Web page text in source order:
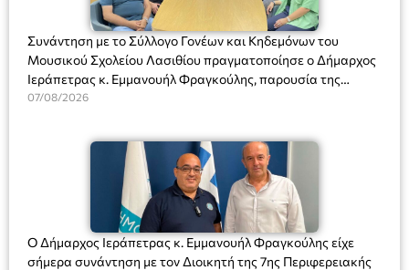
Συνάντηση με το Σύλλογο Γονέων και Κηδεμόνων του
Μουσικού Σχολείου Λασιθίου πραγματοποίησε ο Δήμαρχος
Ιεράπετρας κ. Εμμανουήλ Φραγκούλης, παρουσία της
Διευθύντριας του σχολείου κας Μαριάννας Χαΐτα.
07/08/2026
Ο Δήμαρχος Ιεράπετρας κ. Εμμανουήλ Φραγκούλης είχε
σήμερα συνάντηση με τον Διοικητή της 7ης Περιφερειακής